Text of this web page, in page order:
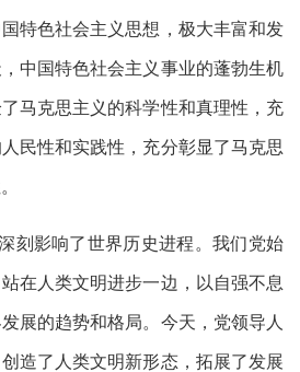
特色社会主义思想，极大丰富和发
中国特色社会主义事业的蓬勃生机
马克思主义的科学性和真理性，充
民性和实践性，充分彰显了马克思
刻影响了世界历史进程。我们党始
在人类文明进步一边，以自强不息
展的趋势和格局。今天，党领导人
造了人类文明新形态，拓展了发展